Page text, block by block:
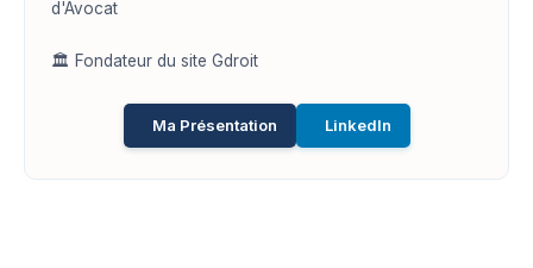
d'Avocat
🏛️ Fondateur du site Gdroit
Ma Présentation LinkedIn